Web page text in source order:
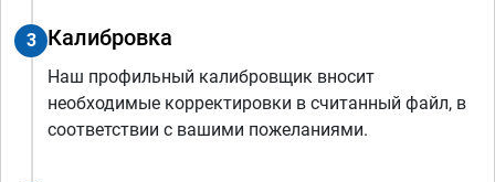
3 Калибровка
Наш профильный калибровщик вносит
необходимые корректировки в считанный файл, в
соответствии с вашими пожеланиями.